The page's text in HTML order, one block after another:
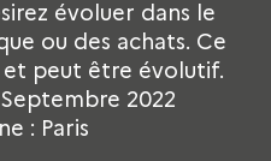
évoluer dans le
ou des achats. Ce
peut être évolutif.
2022
: Paris